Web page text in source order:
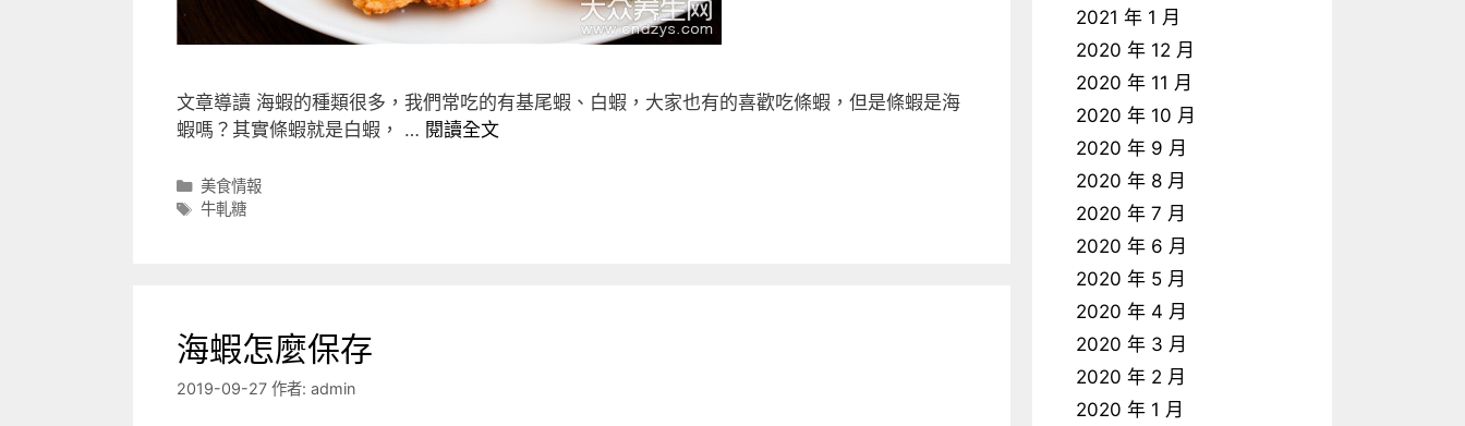
文章導讀 海蝦的種類很多，我們常吃的有基尾蝦、白蝦，大家也有的喜歡吃條蝦，但是條蝦是海
蝦嗎？其實條蝦就是白蝦， … 閱讀全文
分
類
美食情報
標
牛軋糖
海蝦怎麼保存
2019-09-27 作者: admin
2021 年 1 月
2020 年 12 月
2020 年 11 月
2020 年 10 月
2020 年 9 月
2020 年 8 月
2020 年 7 月
2020 年 6 月
2020 年 5 月
2020 年 4 月
2020 年 3 月
2020 年 2 月
2020 年 1 月